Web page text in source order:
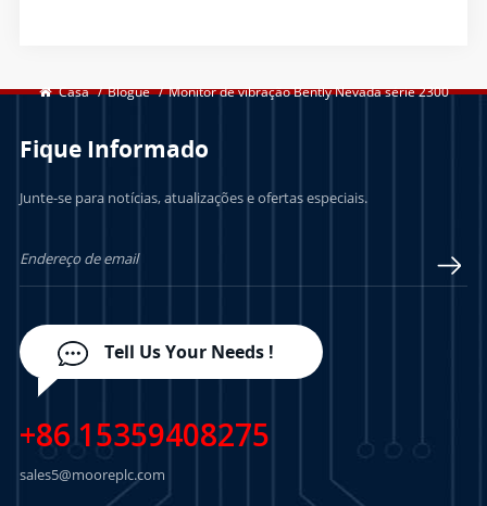
Casa / Blogue / Monitor de vibração Bently Nevada série 2300
Fique Informado
Junte-se para notícias, atualizações e ofertas especiais.
Tell Us Your Needs !
+86 15359408275
sales5@mooreplc.com